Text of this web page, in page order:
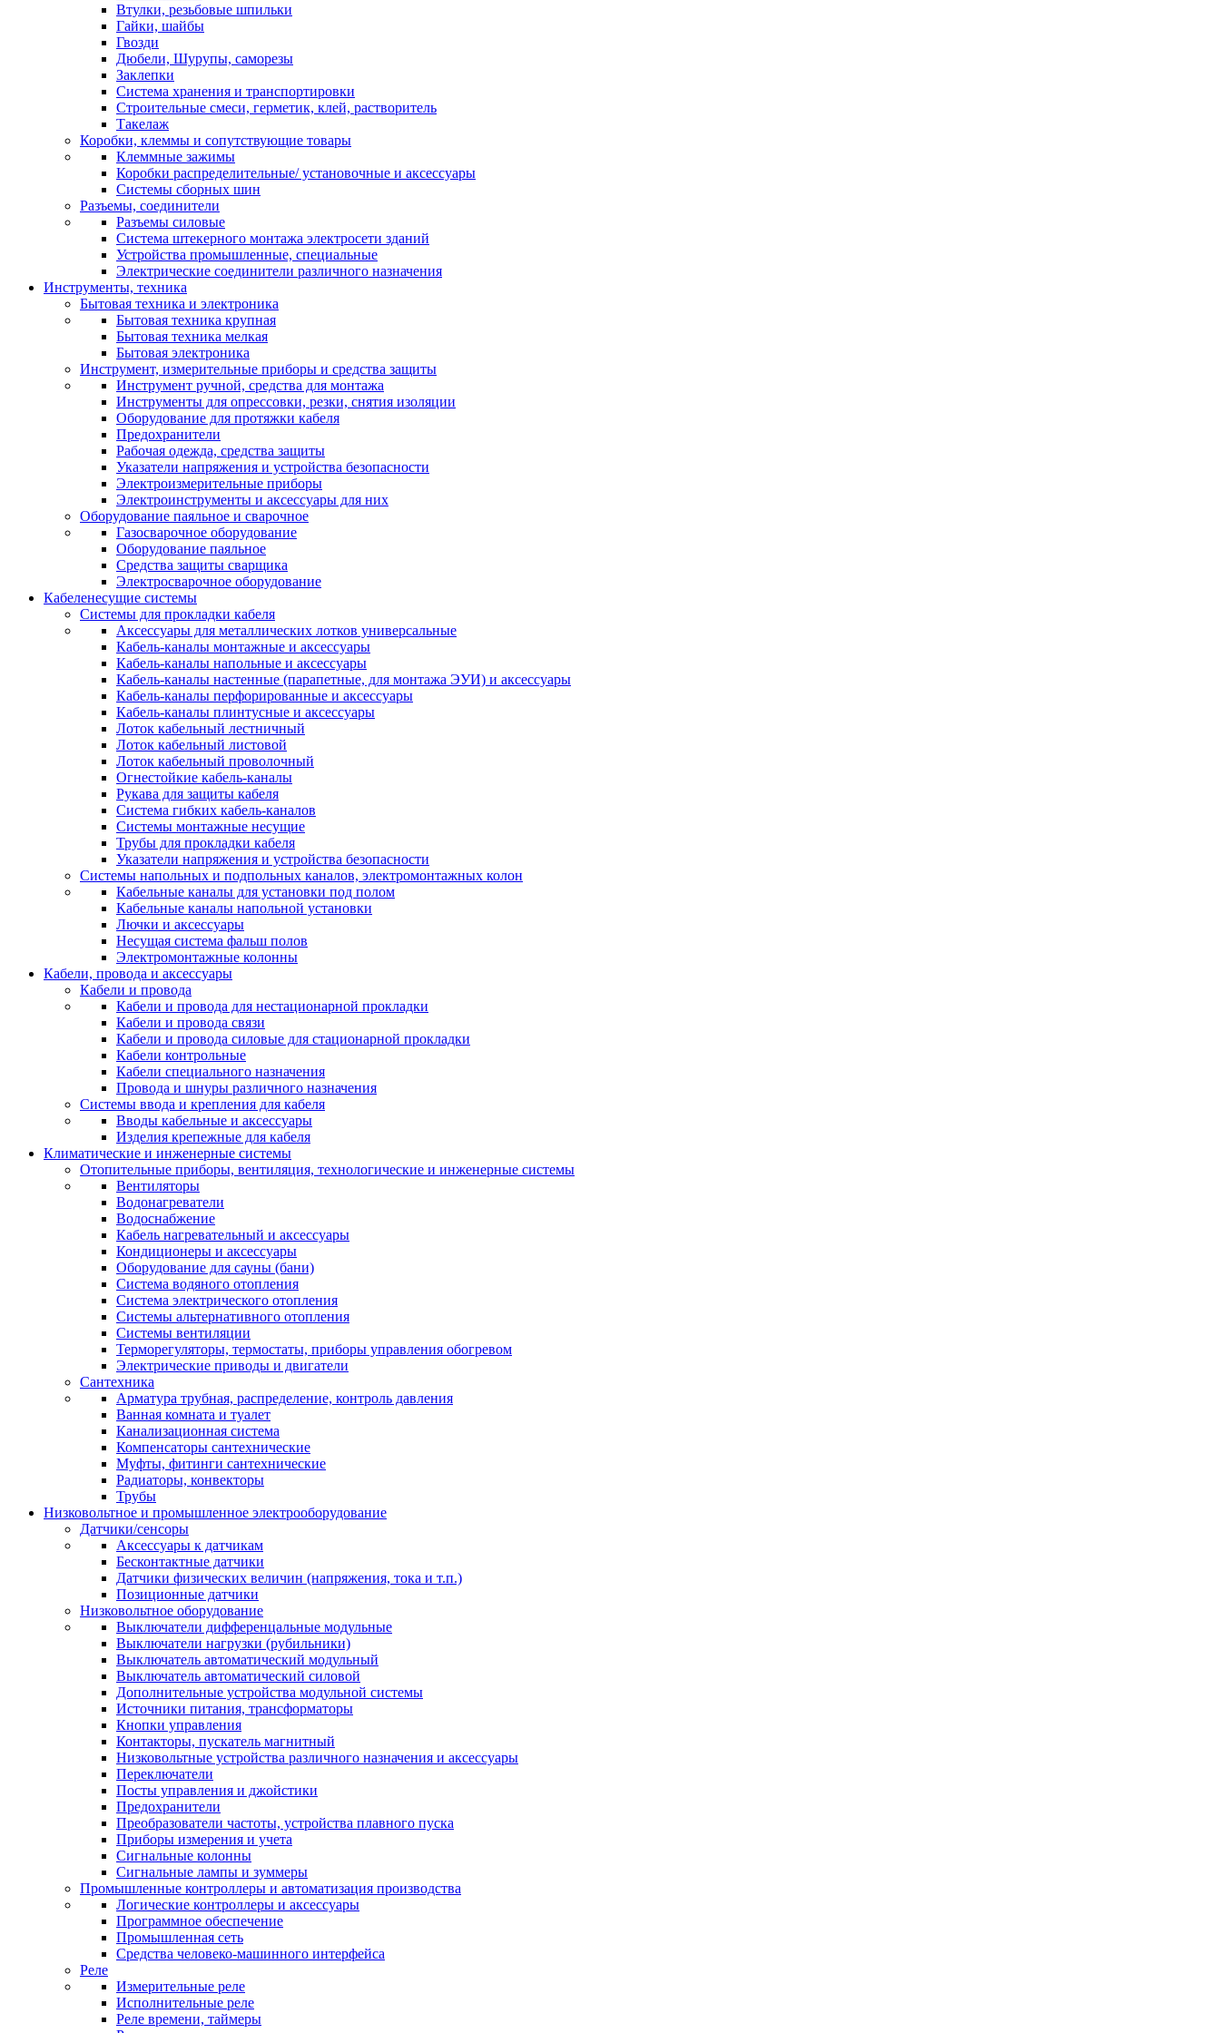
Втулки, резьбовые шпильки
Гайки, шайбы
Гвозди
Дюбели, Шурупы, саморезы
Заклепки
Система хранения и транспортировки
Строительные смеси, герметик, клей, растворитель
Такелаж
Коробки, клеммы и сопутствующие товары
Клеммные зажимы
Коробки распределительные/ установочные и аксессуары
Системы сборных шин
Разъемы, соединители
Разъемы силовые
Система штекерного монтажа электросети зданий
Устройства промышленные, специальные
Электрические соединители различного назначения
Инструменты, техника
Бытовая техника и электроника
Бытовая техника крупная
Бытовая техника мелкая
Бытовая электроника
Инструмент, измерительные приборы и средства защиты
Инструмент ручной, средства для монтажа
Инструменты для опрессовки, резки, снятия изоляции
Оборудование для протяжки кабеля
Предохранители
Рабочая одежда, средства защиты
Указатели напряжения и устройства безопасности
Электроизмерительные приборы
Электроинструменты и аксессуары для них
Оборудование паяльное и сварочное
Газосварочное оборудование
Оборудование паяльное
Средства защиты сварщика
Электросварочное оборудование
Кабеленесущие системы
Системы для прокладки кабеля
Аксессуары для металлических лотков универсальные
Кабель-каналы монтажные и аксессуары
Кабель-каналы напольные и аксессуары
Кабель-каналы настенные (парапетные, для монтажа ЭУИ) и аксессуары
Кабель-каналы перфорированные и аксессуары
Кабель-каналы плинтусные и аксессуары
Лоток кабельный лестничный
Лоток кабельный листовой
Лоток кабельный проволочный
Огнестойкие кабель-каналы
Рукава для защиты кабеля
Система гибких кабель-каналов
Системы монтажные несущие
Трубы для прокладки кабеля
Указатели напряжения и устройства безопасности
Системы напольных и подпольных каналов, электромонтажных колон
Кабельные каналы для установки под полом
Кабельные каналы напольной установки
Лючки и аксессуары
Несущая система фальш полов
Электромонтажные колонны
Кабели, провода и аксессуары
Кабели и провода
Кабели и провода для нестационарной прокладки
Кабели и провода связи
Кабели и провода силовые для стационарной прокладки
Кабели контрольные
Кабели специального назначения
Провода и шнуры различного назначения
Системы ввода и крепления для кабеля
Вводы кабельные и аксессуары
Изделия крепежные для кабеля
Климатические и инженерные системы
Отопительные приборы, вентиляция, технологические и инженерные системы
Вентиляторы
Водонагреватели
Водоснабжение
Кабель нагревательный и аксессуары
Кондиционеры и аксессуары
Оборудование для сауны (бани)
Система водяного отопления
Система электрического отопления
Системы альтернативного отопления
Системы вентиляции
Терморегуляторы, термостаты, приборы управления обогревом
Электрические приводы и двигатели
Сантехника
Арматура трубная, распределение, контроль давления
Ванная комната и туалет
Канализационная система
Компенсаторы сантехнические
Муфты, фитинги сантехнические
Радиаторы, конвекторы
Трубы
Низковольтное и промышленное электрооборудование
Датчики/сенсоры
Аксессуары к датчикам
Бесконтактные датчики
Датчики физических величин (напряжения, тока и т.п.)
Позиционные датчики
Низковольтное оборудование
Выключатели дифференцальные модульные
Выключатели нагрузки (рубильники)
Выключатель автоматический модульный
Выключатель автоматический силовой
Дополнительные устройства модульной системы
Источники питания, трансформаторы
Кнопки управления
Контакторы, пускатель магнитный
Низковольтные устройства различного назначения и аксессуары
Переключатели
Посты управления и джойстики
Предохранители
Преобразователи частоты, устройства плавного пуска
Приборы измерения и учета
Сигнальные колонны
Сигнальные лампы и зуммеры
Промышленные контроллеры и автоматизация производства
Логические контроллеры и аксессуары
Программное обеспечение
Промышленная сеть
Средства человеко-машинного интерфейса
Реле
Измерительные реле
Исполнительные реле
Реле времени, таймеры